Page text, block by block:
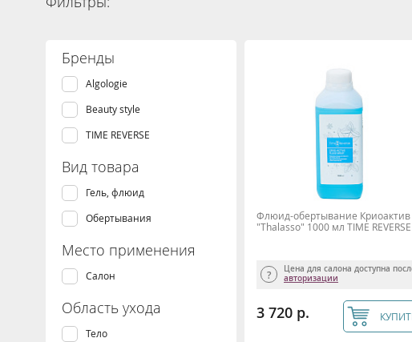
Бренды
Algologie
Beauty style
TIME REVERSE
Вид товара
Гель, флюид
Обертывания
Место применения
Салон
Область ухода
Тело
Флюид-обертывание Криоактив
"Thalasso" 1000 мл TIME REVERSE
Цена для салона доступна
авторизации
3 720 р.